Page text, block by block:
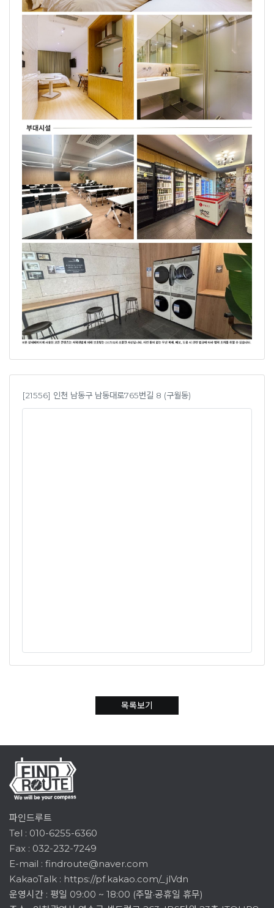
[21556] 인천 남동구 남동대로765번길 8 (구월동)
목록보기
파인드루트
Tel : 010-6255-6360
Fax : 032-232-7249
E-mail : findroute@naver.com
KakaoTalk : https://pf.kakao.com/_jlVdn
운영시간 : 평일 09:00 ~ 18:00 (주말·공휴일 휴무)